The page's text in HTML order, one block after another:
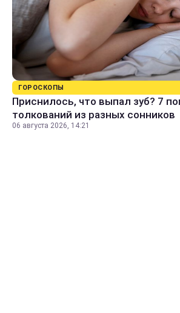
ГОРОСКОПЫ
Приснилось, что выпал зуб? 7
толкований из разных сонников
06 августа 2026, 14:21